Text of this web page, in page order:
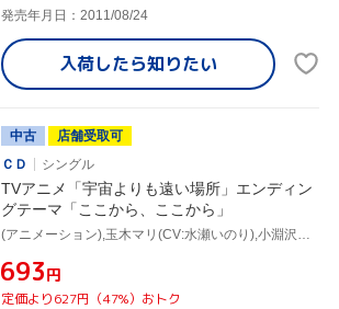
発売年月日：2011/08/24
入荷したら知りたい
中古
店舗受取可
ＣＤ
シングル
TVアニメ「宇宙よりも遠い場所」エンディン
グテーマ「ここから、ここから」
¥693円
定価より627円（47%）おトク